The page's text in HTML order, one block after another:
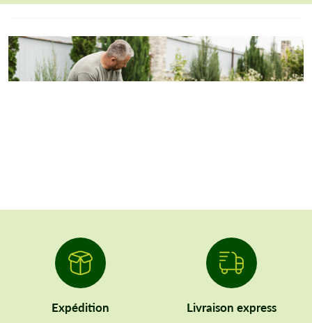
Expédition Livraison express